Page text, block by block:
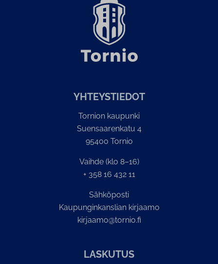
YH­TEYS­TIE­DOT
Tornion kaupunki
Suensaarenkatu 4
95400 Tornio
Vaihde (klo 8–16)
+ 358 16 432 11
Sähköposti
Kaupunginkanslian kirjaamo
kirjaamo@tornio.fi
LASKUTUS